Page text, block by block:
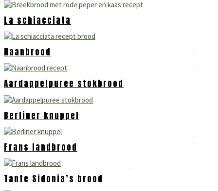
La schiacciata
Naanbrood
Aardappelpuree stokbrood
Berliner knuppel
Frans landbrood
Tante Sidonia’s brood